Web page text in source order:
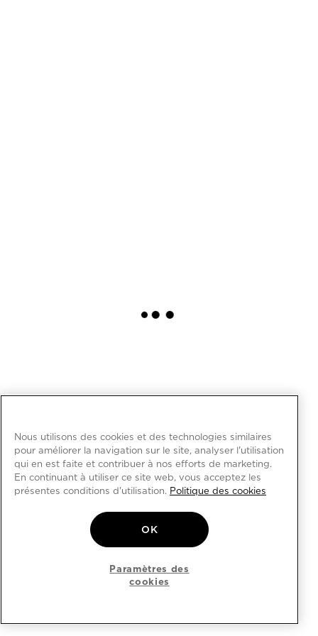
Nous utilisons des cookies et des technologies similaires
pour améliorer la navigation sur le site, analyser l'utilisation
qui en est faite et contribuer à nos efforts de marketing.
En continuant à utiliser ce site web, vous acceptez les
présentes conditions d'utilisation. Politique des cookies
OK
Paramètres des
cookies